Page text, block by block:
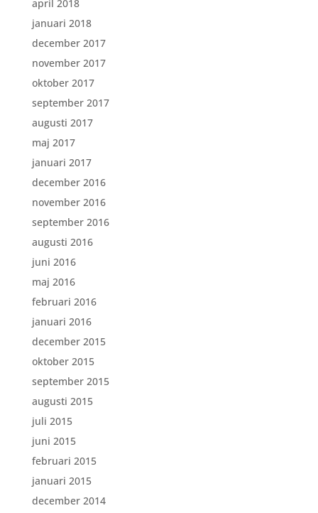
april 2018
januari 2018
december 2017
november 2017
oktober 2017
september 2017
augusti 2017
maj 2017
januari 2017
december 2016
november 2016
september 2016
augusti 2016
juni 2016
maj 2016
februari 2016
januari 2016
december 2015
oktober 2015
september 2015
augusti 2015
juli 2015
juni 2015
februari 2015
januari 2015
december 2014